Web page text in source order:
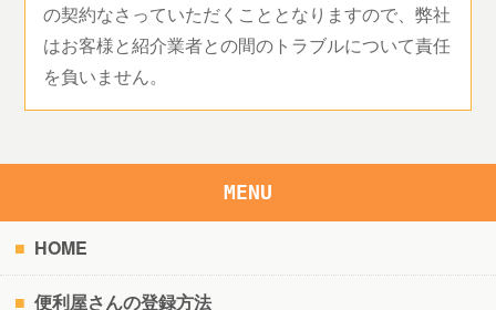
の契約なさっていただくこととなりますので、弊社
はお客様と紹介業者との間のトラブルについて責任
を負いません。
MENU
HOME
便利屋さんの登録方法